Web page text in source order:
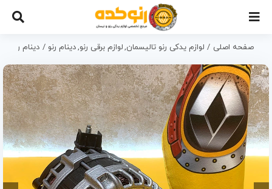
صفحه اصلی لوازم یدکی رنو تالیسمان لوازم برقی رنو دینام رنو دینام رنو